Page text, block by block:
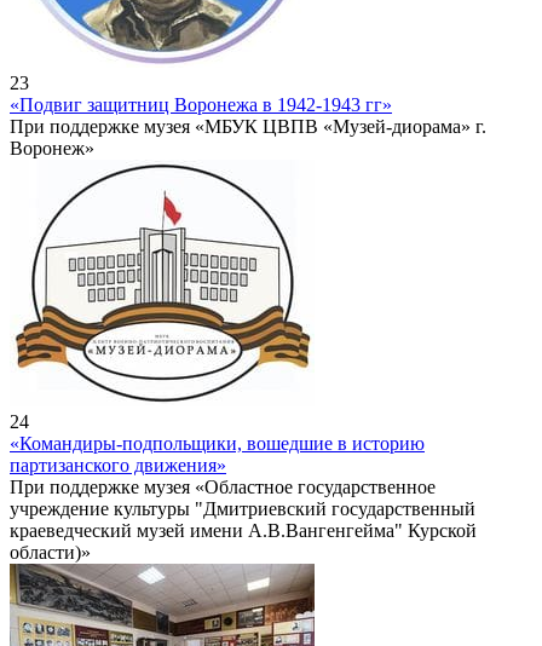
23
«Подвиг защитниц Воронежа в 1942-1943 гг»
При поддержке музея «МБУК ЦВПВ «Музей-диорама» г.
Воронеж»
24
«Командиры-подпольщики, вошедшие в историю
партизанского движения»
При поддержке музея «Областное государственное
учреждение культуры "Дмитриевский государственный
краеведческий музей имени А.В.Вангенгейма" Курской
области)»